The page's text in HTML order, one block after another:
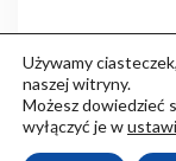
Używamy
naszej witryny.
Możesz dowiedzieć
wyłączyć je w